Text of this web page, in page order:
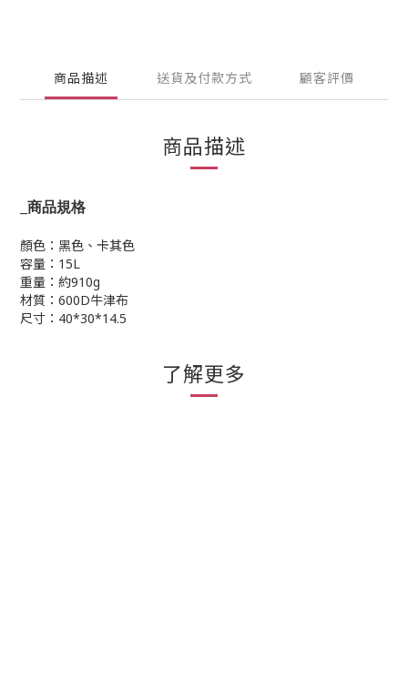
商品描述 送貨及付款方式 顧客評價
商品描述
商品規格
顏色：黑色、卡其色
容量：15L
重量：約910g
材質：600D牛津布
尺寸：40*30*14.5
了解更多